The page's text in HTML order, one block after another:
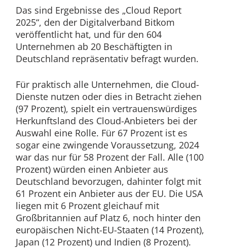
Das sind Ergebnisse des „Cloud Report
2025“, den der Digitalverband Bitkom
veröffentlicht hat, und für den 604
Unternehmen ab 20 Beschäftigten in
Deutschland repräsentativ befragt wurden.
Für praktisch alle Unternehmen, die Cloud-
Dienste nutzen oder dies in Betracht ziehen
(97 Prozent), spielt ein vertrauenswürdiges
Herkunftsland des Cloud-Anbieters bei der
Auswahl eine Rolle. Für 67 Prozent ist es
sogar eine zwingende Voraussetzung, 2024
war das nur für 58 Prozent der Fall. Alle (100
Prozent) würden einen Anbieter aus
Deutschland bevorzugen, dahinter folgt mit
61 Prozent ein Anbieter aus der EU. Die USA
liegen mit 6 Prozent gleichauf mit
Großbritannien auf Platz 6, noch hinter den
europäischen Nicht-EU-Staaten (14 Prozent),
Japan (12 Prozent) und Indien (8 Prozent).